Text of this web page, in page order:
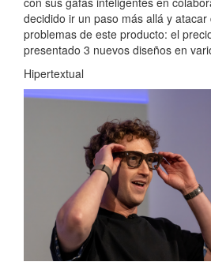
decidido ir un paso más allá y
problemas de este producto: el
presentado 3 nuevos diseños en
Hipertextual